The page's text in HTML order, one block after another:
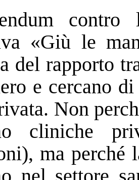
«Giù le
del rapporto
e cercano
Non
cliniche
ma